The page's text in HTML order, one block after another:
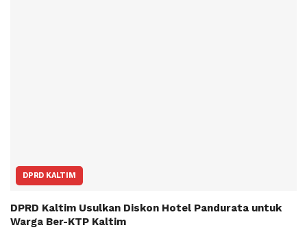
DPRD KALTIM
DPRD Kaltim Usulkan Diskon Hotel Pandurata untuk
Warga Ber-KTP Kaltim